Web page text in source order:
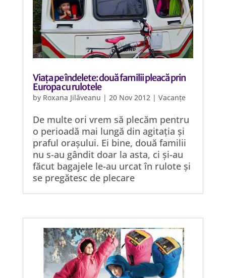
Viața pe îndelete: două familii pleacă prin
Europa cu rulotele
by Roxana Jilăveanu | 20 Nov 2012| Vacanțe
De multe ori vrem să plecăm pentru
o perioadă mai lungă din agitația și
praful orașului. Ei bine, două familii
nu s-au gândit doar la asta, ci și-au
făcut bagajele le-au urcat în rulote și
se pregătesc de plecare